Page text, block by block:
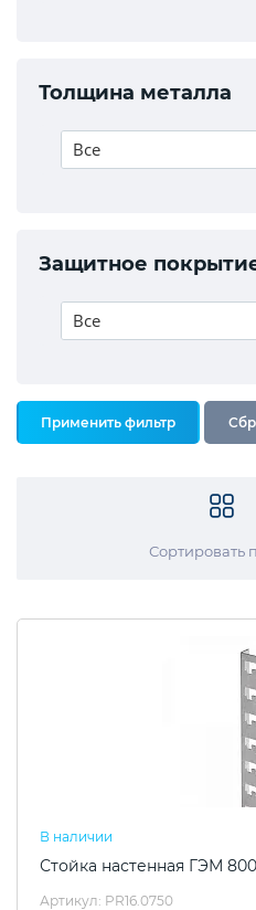
Толщина металла
Все
Защитное
Все
Сортировать
В наличии
Стойка настенная ГЭМ
Артикул: PR16.0750